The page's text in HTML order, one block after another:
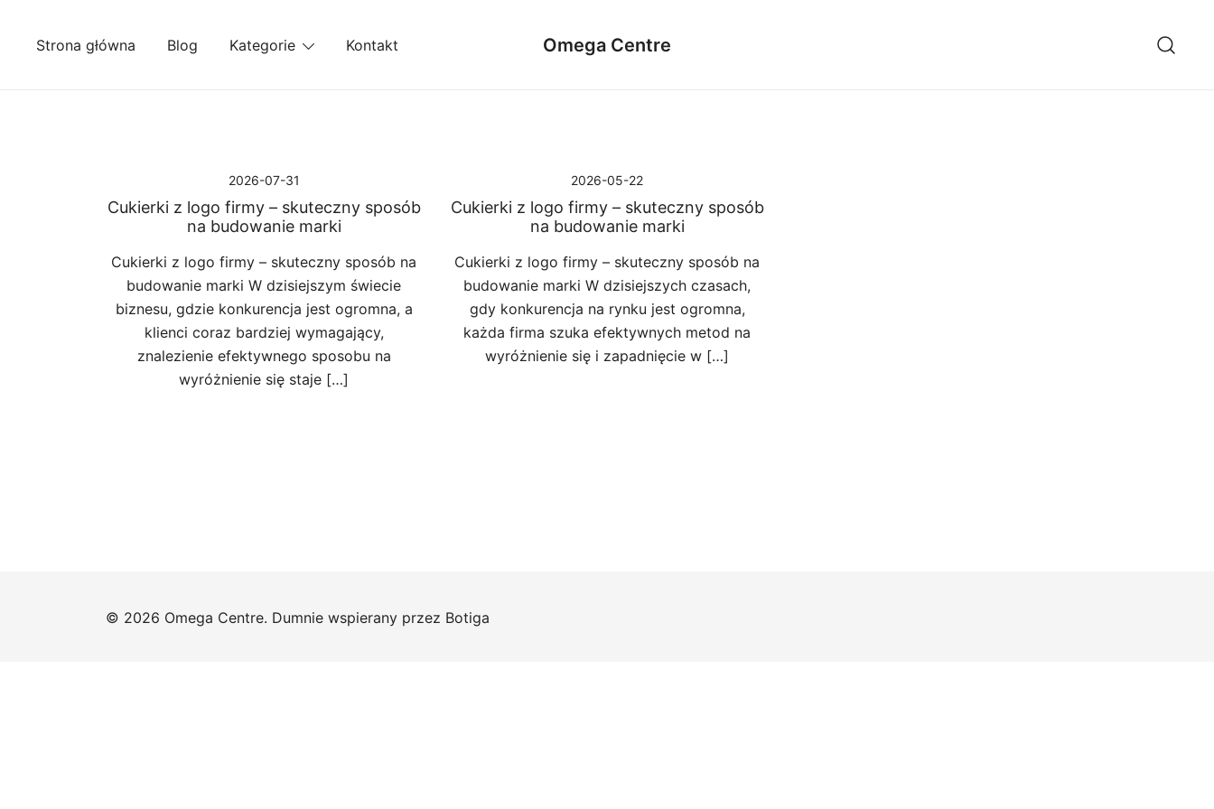
Strona główna Blog Kategorie Kontakt Omega Centre
2026-07-31
Cukierki z logo firmy – skuteczny sposób
na budowanie marki
Cukierki z logo firmy – skuteczny sposób na
budowanie marki W dzisiejszym świecie
biznesu, gdzie konkurencja jest ogromna, a
klienci coraz bardziej wymagający,
znalezienie efektywnego sposobu na
wyróżnienie się staje […]
2026-05-22
Cukierki z logo firmy – skuteczny sposób
na budowanie marki
Cukierki z logo firmy – skuteczny sposób na
budowanie marki W dzisiejszych czasach,
gdy konkurencja na rynku jest ogromna,
każda firma szuka efektywnych metod na
wyróżnienie się i zapadnięcie w […]
© 2026 Omega Centre. Dumnie wspierany przez Botiga